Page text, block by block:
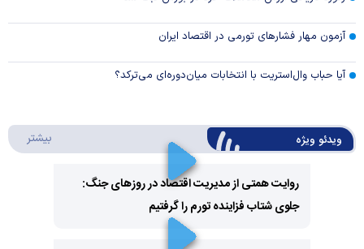
آزمون مهار فشار‌های تورمی در اقتصاد ایران
آیا حباب وال‌استریت با انتخابات میان‌دوره‌ای می‌ترکد؟
ویدئو ویژه بیشتر
Play
روایت همتی از مدیریت اقتصاد در روزهای جنگ:
جلوی شتاب فزاینده تورم را گرفتیم